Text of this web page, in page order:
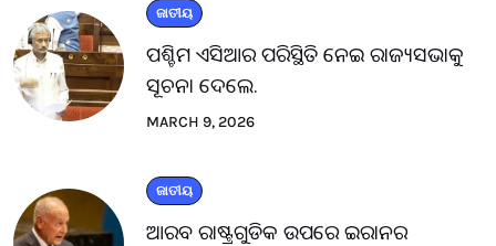
ଜାତୀୟ
ପଶ୍ଚିମ ଏସିଆର ପରିସ୍ଥିତି ନେଇ ରାଜ୍ୟସଭାକୁ
ସୂଚନା ଦେଲେ.
MARCH 9, 2026
ଜାତୀୟ
ଆରବ ରାଷ୍ଟ୍ରଗୁଡିକ ଉପରେ ଇରାନର